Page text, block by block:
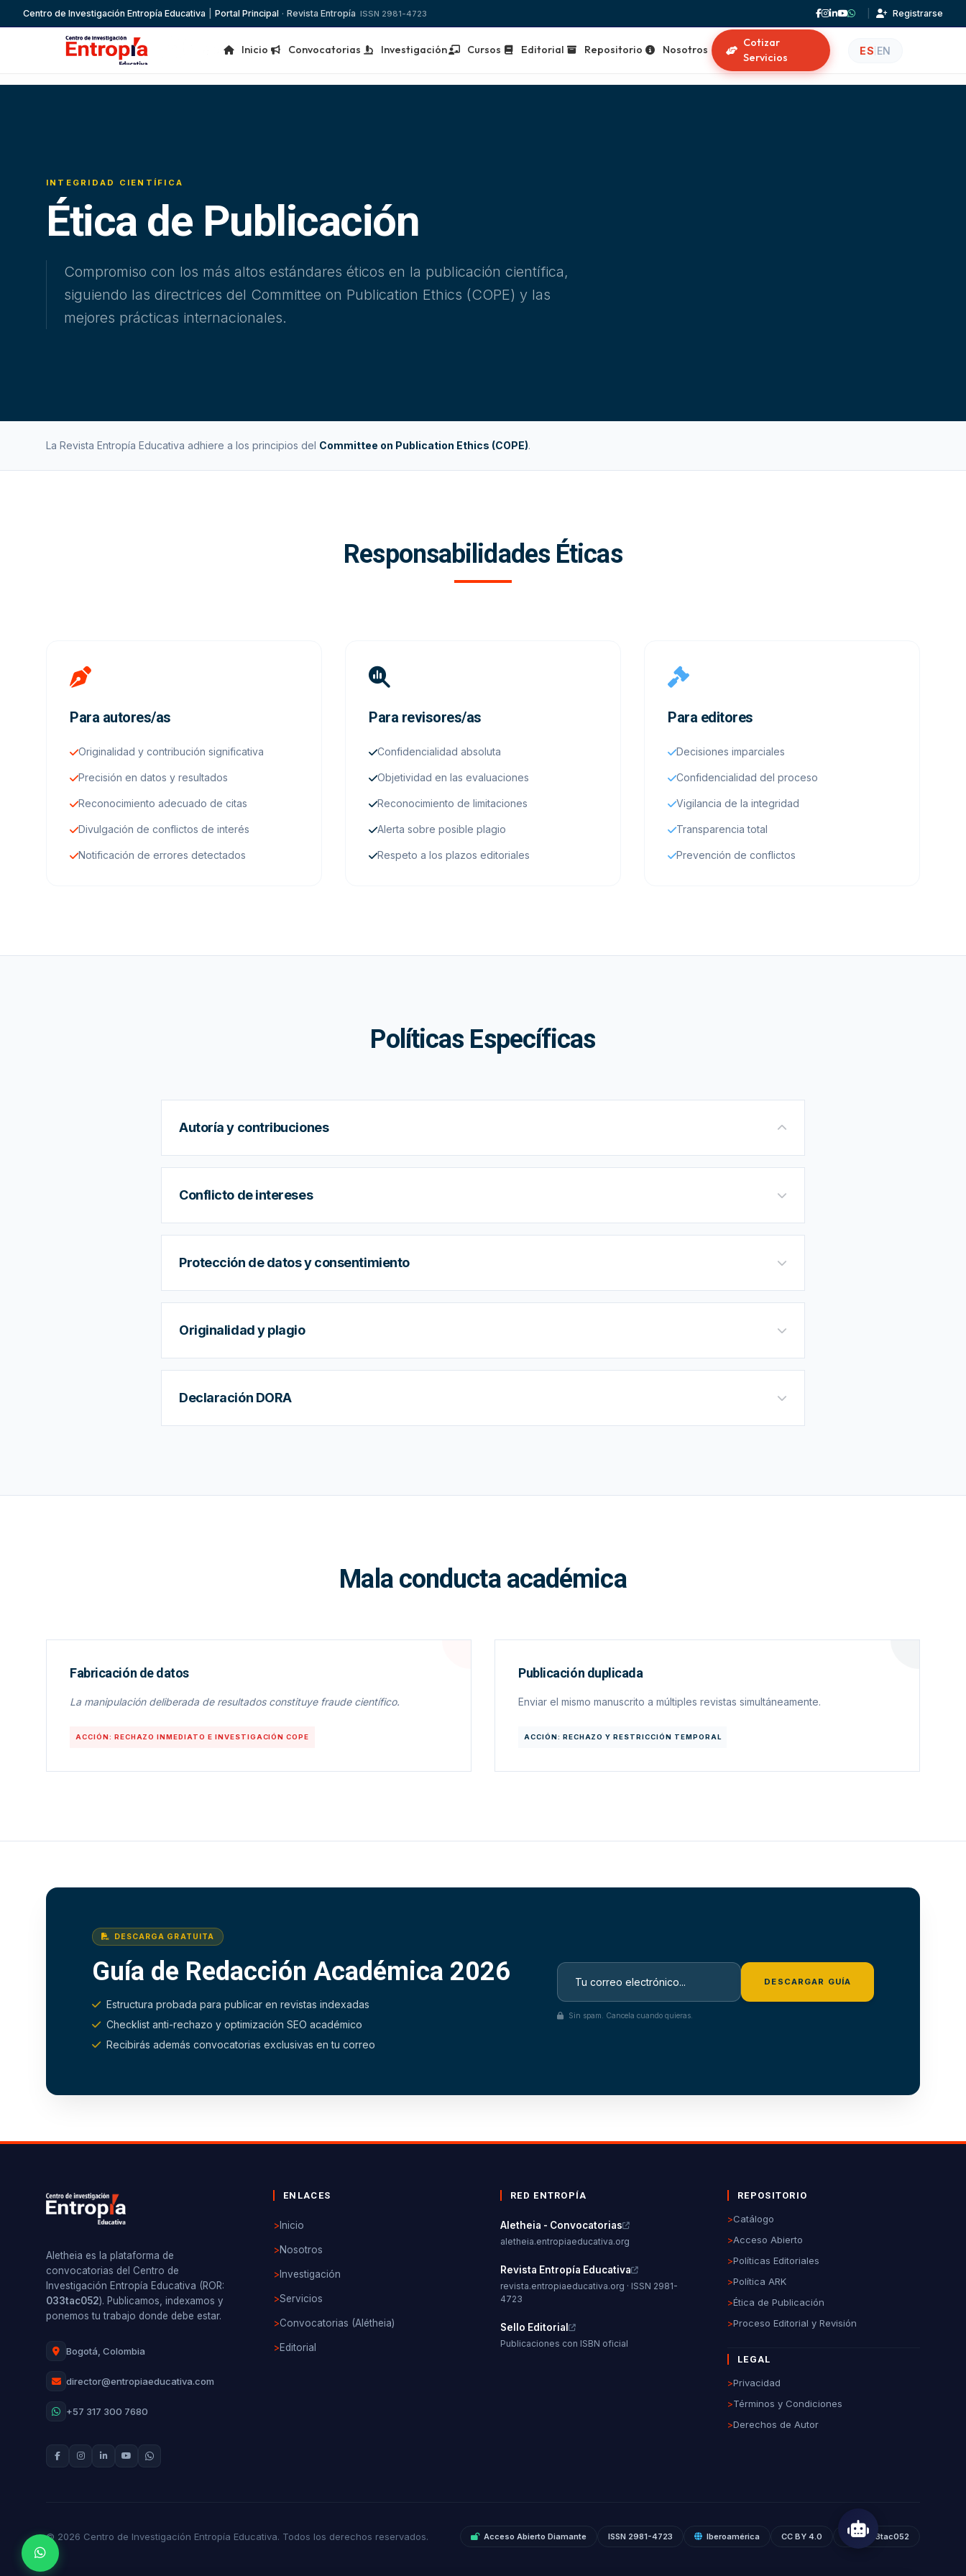
Centro de Investigación Entropía Educativa Portal Principal · Revista Entropía ISSN 2981-4723 Registrarse
Inicio Convocatorias Investigación Cursos Editorial Repositorio Nosotros
Cotizar
Servicios
ES EN
INTEGRIDAD CIENTÍFICA
Ética de Publicación
Compromiso con los más altos estándares éticos en la publicación científica,
siguiendo las directrices del Committee on Publication Ethics (COPE) y las
mejores prácticas internacionales.
La Revista Entropía Educativa adhiere a los principios del Committee on Publication Ethics (COPE).
Responsabilidades Éticas
Para autores/as
Originalidad y contribución significativa
Precisión en datos y resultados
Reconocimiento adecuado de citas
Divulgación de conflictos de interés
Notificación de errores detectados
Para revisores/as
Confidencialidad absoluta
Objetividad en las evaluaciones
Reconocimiento de limitaciones
Alerta sobre posible plagio
Respeto a los plazos editoriales
Para editores
Decisiones imparciales
Confidencialidad del proceso
Vigilancia de la integridad
Transparencia total
Prevención de conflictos
Políticas Específicas
Autoría y contribuciones
Conflicto de intereses
Protección de datos y consentimiento
Originalidad y plagio
Declaración DORA
Mala conducta académica
Fabricación de datos
La manipulación deliberada de resultados constituye fraude científico.
ACCIÓN: RECHAZO INMEDIATO E INVESTIGACIÓN COPE
Publicación duplicada
Enviar el mismo manuscrito a múltiples revistas simultáneamente.
ACCIÓN: RECHAZO Y RESTRICCIÓN TEMPORAL
DESCARGA GRATUITA
Guía de Redacción Académica 2026
Estructura probada para publicar en revistas indexadas
Checklist anti-rechazo y optimización SEO académico
Recibirás además convocatorias exclusivas en tu correo
DESCARGAR GUÍA
Sin spam. Cancela cuando quieras.
Aletheia es la plataforma de
convocatorias del Centro de
Investigación Entropía Educativa (ROR:
033tac052). Publicamos, indexamos y
ponemos tu trabajo donde debe estar.
Bogotá, Colombia
director@entropiaeducativa.com
+57 317 300 7680
ENLACES
> Inicio
>Nosotros
> Investigación
>Servicios
>Convocatorias (Alétheia)
>Editorial
RED ENTROPÍA
Aletheia - Convocatorias
aletheia.entropiaeducativa.org
Revista Entropía Educativa
revista.entropiaeducativa.org · ISSN 2981-
4723
Sello Editorial
Publicaciones con ISBN oficial
REPOSITORIO
>Catálogo
>Acceso Abierto
>Políticas Editoriales
>Política ARK
>Ética de Publicación
>Proceso Editorial y Revisión
LEGAL
>Privacidad
>Términos y Condiciones
>Derechos de Autor
© 2026 Centro de Investigación Entropía Educativa. Todos los derechos reservados. Acceso Abierto Diamante ISSN 2981-4723 Iberoamérica CC BY 4.0 ROR: 033tac052